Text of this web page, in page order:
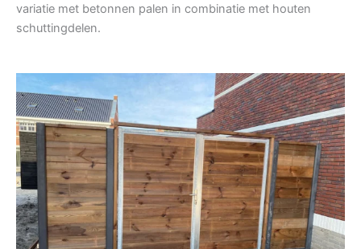
variatie met betonnen palen in combinatie met houten
schuttingdelen.